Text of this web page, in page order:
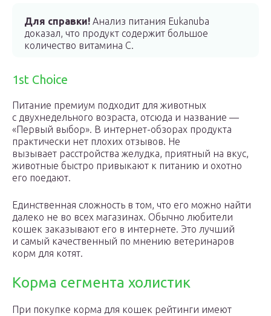
Для справки! Анализ питания Eukanuba
доказал, что продукт содержит большое
количество витамина С.
1st Choice
Питание премиум подходит для животных
с двухнедельного возраста, отсюда и название —
«Первый выбор». В интернет-обзорах продукта
практически нет плохих отзывов. Не
вызывает расстройства желудка, приятный на вкус,
животные быстро привыкают к питанию и охотно
его поедают.
Единственная сложность в том, что его можно найти
далеко не во всех магазинах. Обычно любители
кошек заказывают его в интернете. Это лучший
и самый качественный по мнению ветеринаров
корм для котят.
Корма сегмента холистик
При покупке корма для кошек рейтинги имеют